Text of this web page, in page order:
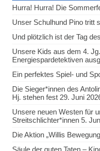
Hurra! Hurra! Die
Unser Schulhund Pino tritt
Und plötzlich ist der Tag
Unsere Kids aus dem 4.
Energiespardetektiven
Ein perfektes Spiel- und
Die Sieger*innen des
Hj. stehen fest 29. Juni
Unsere neuen Westen für
Streitschlichter*innen 5.
Die Aktion „Willis
Säule der guten Taten –